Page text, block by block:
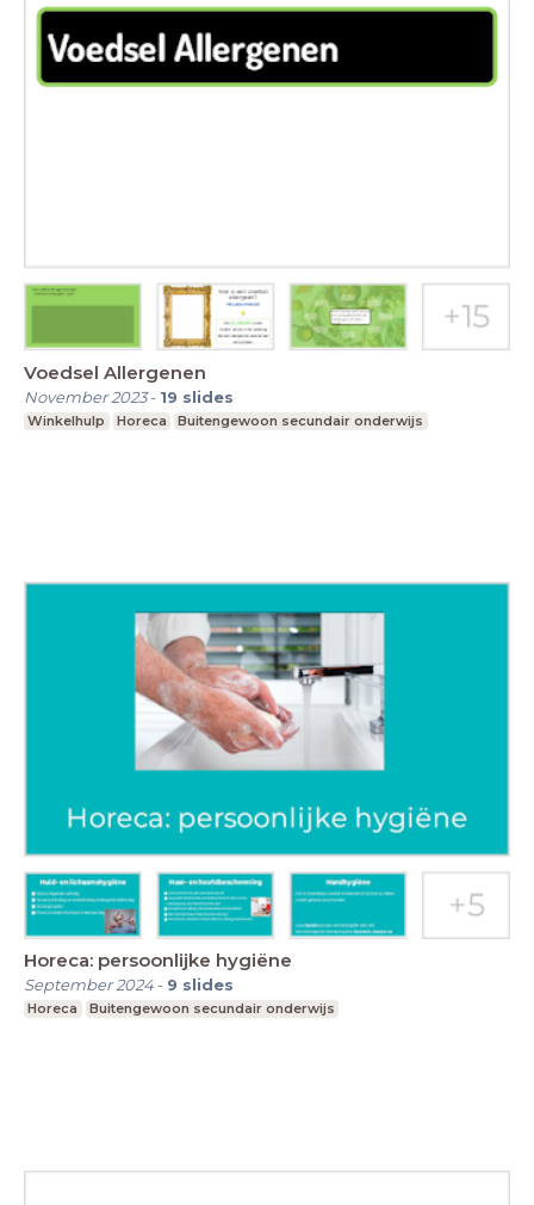
Voedsel Allergenen
November 2023- 19 slides
Winkelhulp Horeca Buitengewoon secundair onderwijs
Horeca: persoonlijke hygiëne
September 2024- 9 slides
Horeca Buitengewoon secundair onderwijs